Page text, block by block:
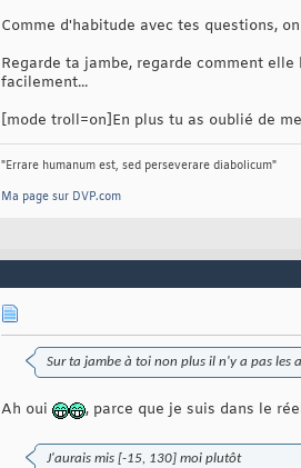
Comme d'habitude avec tes questions,
Regarde ta jambe, regarde comment
facilement...
[mode troll=on]En plus tu as oublié de
"Errare humanum est, sed perseverare diabolicum"
Ma page sur DVP.com
Sur ta jambe à toi non plus il n'y a pas les
Ah oui , parce que je suis dans le
J'aurais mis [-15, 130] moi plutôt